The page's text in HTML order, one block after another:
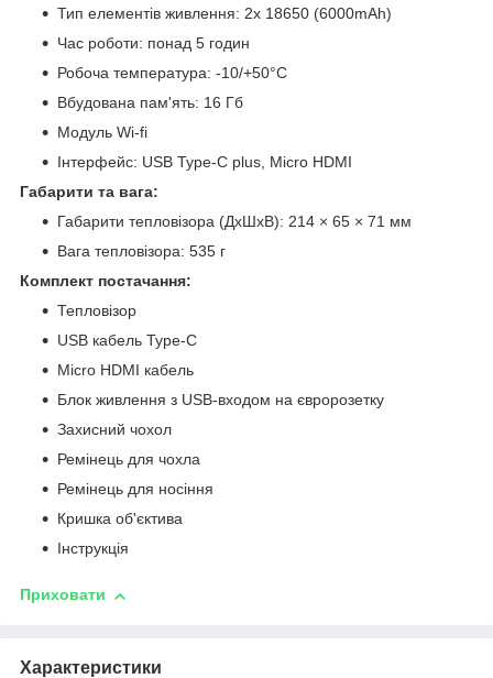
Тип елементів живлення: 2x 18650 (6000mAh)
Час роботи: понад 5 годин
Робоча температура: -10/+50°C
Вбудована пам'ять: 16 Гб
Модуль Wi-fi
Інтерфейс: USB Type-C plus, Micro HDMI
Габарити та вага:
Габарити тепловізора (ДхШхВ): 214 × 65 × 71 мм
Вага тепловізора: 535 г
Комплект постачання:
Тепловізор
USB кабель Type-C
Micro HDMI кабель
Блок живлення з USB-входом на євророзетку
Захисний чохол
Ремінець для чохла
Ремінець для носіння
Кришка об'єктива
Інструкція
Приховати
Характеристики